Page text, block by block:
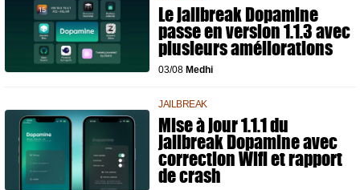
Le jailbreak Dopamine
passe en version 1.1.3 avec
plusieurs améliorations
03/08 Medhi
JAILBREAK
Mise à jour 1.1.1 du
jailbreak Dopamine avec
correction Wifi et rapport
de crash